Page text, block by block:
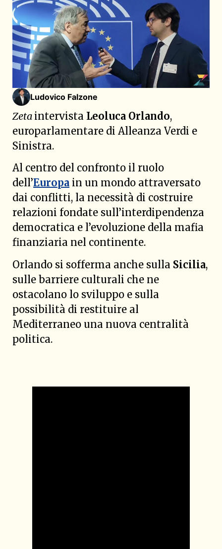
Ludovico Falzone
Zeta intervista Leoluca Orlando,
europarlamentare di Alleanza Verdi e
Sinistra.
Al centro del confronto il ruolo
dell’Europa in un mondo attraversato
dai conflitti, la necessità di costruire
relazioni fondate sull’interdipendenza
democratica e l’evoluzione della mafia
finanziaria nel continente.
Orlando si sofferma anche sulla Sicilia,
sulle barriere culturali che ne
ostacolano lo sviluppo e sulla
possibilità di restituire al
Mediterraneo una nuova centralità
politica.